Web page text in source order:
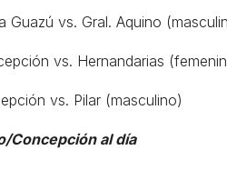
Guazú vs. Gral. Aquino
vs. Hernandarias
vs. Pilar (masculino)
Concepción al día